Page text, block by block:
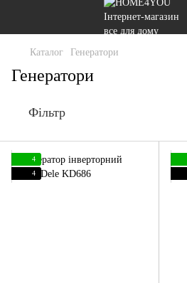
Каталог Генератори
Генератори
Фільтр
4
4